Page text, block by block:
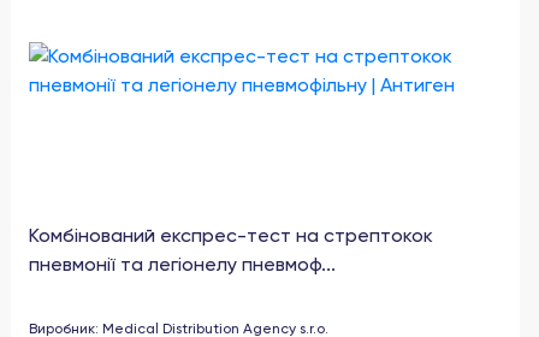
Комбінований експрес-тест на стрептокок
пневмонії та легіонелу пневмоф...
Виробник: Medical Distribution Agency s.r.o.